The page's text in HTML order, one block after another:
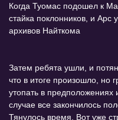
Когда Туомас подошел к
стайка поклонников, и
архивов Найткома
Затем ребята ушли, и
что в итоге произошло, но
утопать в
случае все закончилось
Тянулось время. Вот уже